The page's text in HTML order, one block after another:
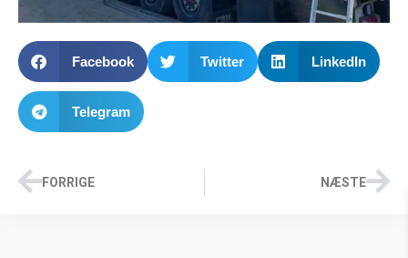
Facebook Twitter LinkedIn
Telegram
FORRIGE NÆSTE